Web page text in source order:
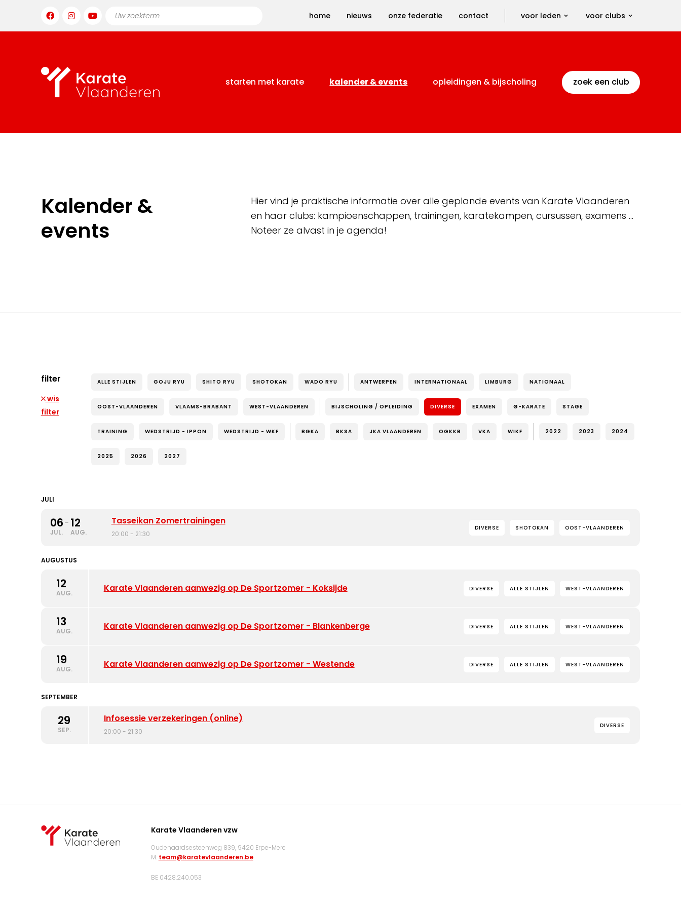
home nieuws onze federatie contact voor leden voor clubs
starten met karate kalender & events opleidingen & bijscholing zoek een club
Kalender &
events
Hier vind je praktische informatie over alle geplande events van Karate Vlaanderen
en haar clubs: kampioenschappen, trainingen, karatekampen, cursussen, examens …
Noteer ze alvast in je agenda!
filter
wis
filter
ALLE STIJLEN GOJU RYU SHITO RYU SHOTOKAN WADO RYU ANTWERPEN INTERNATIONAAL LIMBURG NATIONAAL
OOST-VLAANDEREN VLAAMS-BRABANT WEST-VLAANDEREN BIJSCHOLING / OPLEIDING DIVERSE EXAMEN G-KARATE STAGE
TRAINING WEDSTRIJD - IPPON WEDSTRIJD - WKF BGKA BKSA JKA VLAANDEREN OGKKB VKA WIKF 2022 2023 2024
2025 2026 2027
JULI
06
JUL.
- 12
AUG.
Tasseikan Zomertrainingen
20:00 - 21:30
DIVERSE SHOTOKAN OOST-VLAANDEREN
AUGUSTUS
12
AUG. Karate Vlaanderen aanwezig op De Sportzomer - Koksijde DIVERSE ALLE STIJLEN WEST-VLAANDEREN
13
AUG. Karate Vlaanderen aanwezig op De Sportzomer - Blankenberge DIVERSE ALLE STIJLEN WEST-VLAANDEREN
19
AUG. Karate Vlaanderen aanwezig op De Sportzomer - Westende DIVERSE ALLE STIJLEN WEST-VLAANDEREN
SEPTEMBER
29
SEP.
Infosessie verzekeringen (online)
20:00 - 21:30
DIVERSE
Karate Vlaanderen vzw
Oudenaardsesteenweg 839, 9420 Erpe-Mere
M: team@karatevlaanderen.be
BE 0428.240.053